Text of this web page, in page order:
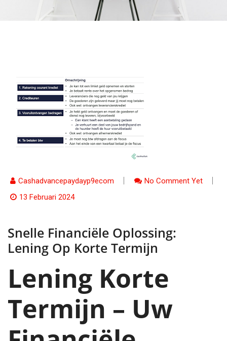
Cashadvancepaydayp9ecom
No Comment Yet
13 Februari 2024
Snelle Financiële Oplossing:
Lening Op Korte Termijn
Lening Korte
Termijn – Uw